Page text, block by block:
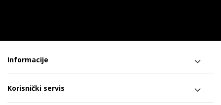
Informacije
Korisnički servis